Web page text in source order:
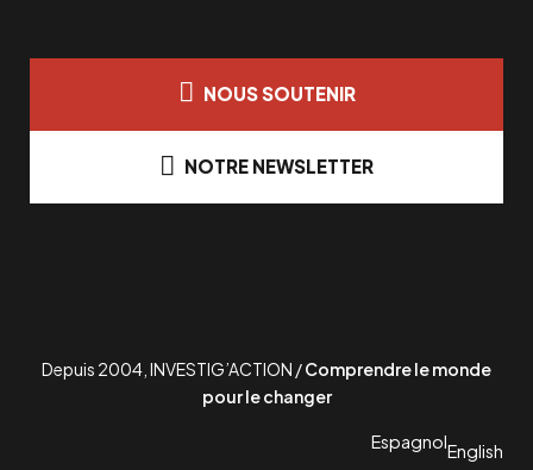
NOUS SOUTENIR
NOTRE NEWSLETTER
Depuis 2004, INVESTIG’ACTION /Comprendre le monde
pour le changer
EspagnolEnglish